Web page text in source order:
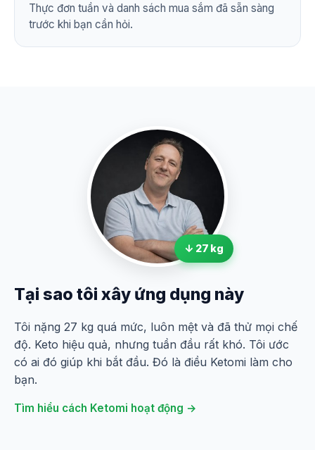
Thực đơn tuần và danh sách mua sắm đã sẵn sàng
trước khi bạn cần hỏi.
↓ 27 kg
Tại sao tôi xây ứng dụng này
Tôi nặng 27 kg quá mức, luôn mệt và đã thử mọi chế
độ. Keto hiệu quả, nhưng tuần đầu rất khó. Tôi ước
có ai đó giúp khi bắt đầu. Đó là điều Ketomi làm cho
bạn.
Tìm hiểu cách Ketomi hoạt động →